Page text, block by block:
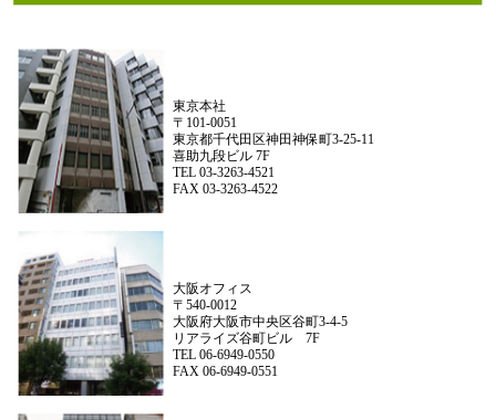
東京本社
〒101-0051
東京都千代田区神田神保町3-25-11
喜助九段ビル 7F
TEL 03-3263-4521
FAX 03-3263-4522
大阪オフィス
〒540-0012
大阪府大阪市中央区谷町3-4-5
リアライズ谷町ビル 7F
TEL 06-6949-0550
FAX 06-6949-0551